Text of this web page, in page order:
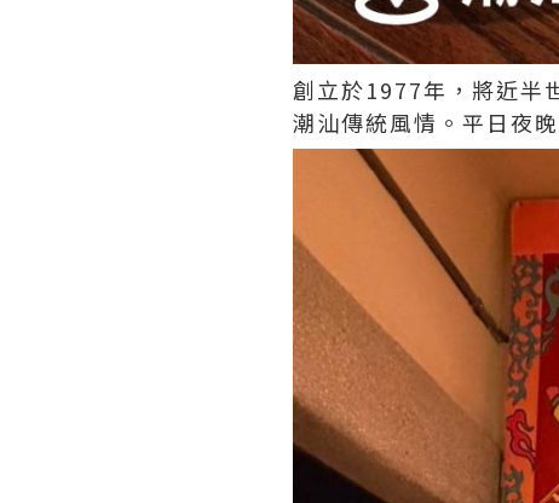
創立於1977年，將近半
潮汕傳統風情。平日夜